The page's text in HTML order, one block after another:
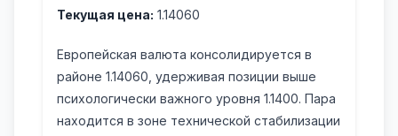
Текущая цена: 1.14060
Европейская валюта консолидируется в
районе 1.14060, удерживая позиции выше
психологически важного уровня 1.1400. Пара
находится в зоне технической стабилизации